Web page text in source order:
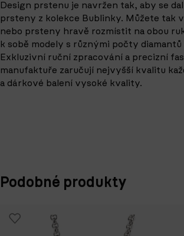
Design prstenu je navržen tak, aby se
prsteny z kolekce Bublinky. Můžete tak
nebo prsteny hravě rozmístit na obou
k sobě modely s různými počty
Exkluzivní ruční zpracování a precizní
manufaktuře zaručují nejvyšší kvalitu
a dárkové balení vysoké kvality.
Podobné produkty